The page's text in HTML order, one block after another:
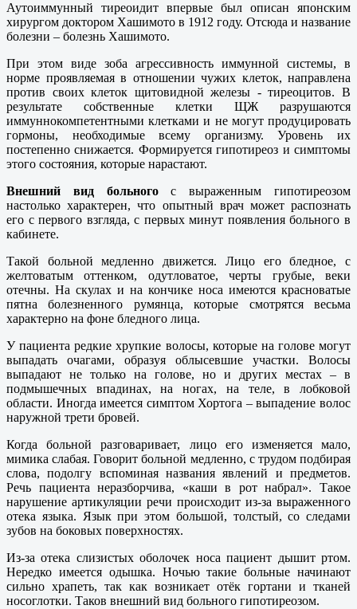
Аутоиммунный тиреоидит впервые был описан японским
хирургом доктором Хашимото в 1912 году. Отсюда и название
болезни – болезнь Хашимото.
При этом виде зоба агрессивность иммунной системы, в
норме проявляемая в отношении чужих клеток, направлена
против своих клеток щитовидной железы - тиреоцитов. В
результате собственные клетки ЩЖ разрушаются
иммуннокомпетентными клетками и не могут продуцировать
гормоны, необходимые всему организму. Уровень их
постепенно снижается. Формируется гипотиреоз и симптомы
этого состояния, которые нарастают.
Внешний вид больногос выраженным гипотиреозом
настолько характерен, что опытный врач может распознать
его с первого взгляда, с первых минут появления больного в
кабинете.
Такой больной медленно движется. Лицо его бледное, с
желтоватым оттенком, одутловатое, черты грубые, веки
отечны. На скулах и на кончике носа имеются красноватые
пятна болезненного румянца, которые смотрятся весьма
характерно на фоне бледного лица.
У пациента редкие хрупкие волосы, которые на голове могут
выпадать очагами, образуя облысевшие участки. Волосы
выпадают не только на голове, но и других местах – в
подмышечных впадинах, на ногах, на теле, в лобковой
области. Иногда имеется симптом Хортога – выпадение волос
наружной трети бровей.
Когда больной разговаривает, лицо его изменяется мало,
мимика слабая. Говорит больной медленно, с трудом подбирая
слова, подолгу вспоминая названия явлений и предметов.
Речь пациента неразборчива, «каши в рот набрал». Такое
нарушение артикуляции речи происходит из-за выраженного
отека языка. Язык при этом большой, толстый, со следами
зубов на боковых поверхностях.
Из-за отека слизистых оболочек носа пациент дышит ртом.
Нередко имеется одышка. Ночью такие больные начинают
сильно храпеть, так как возникает отёк гортани и тканей
носоглотки. Таков внешний вид больного гипотиреозом.